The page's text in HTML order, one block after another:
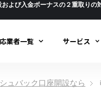
よび入金ボーナスの２重取りの
業者一覧 サービス
ュバック口座開設なら